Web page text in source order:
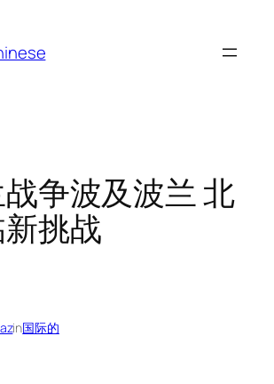
争波及波兰 北
挑战
in国际的